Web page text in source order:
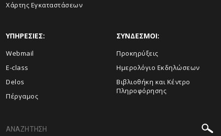
Χάρτης Εγκαταστάσεων
ΥΠΗΡΕΣΙΕΣ:
Webmail
E-class
Delos
Πέργαμος
ΣΥΝΔΕΣΜΟΙ:
Προκηρύξεις
Ημερολόγιο Εκδηλώσεων
Βιβλιοθήκη και Κέντρο
Πληροφόρησης